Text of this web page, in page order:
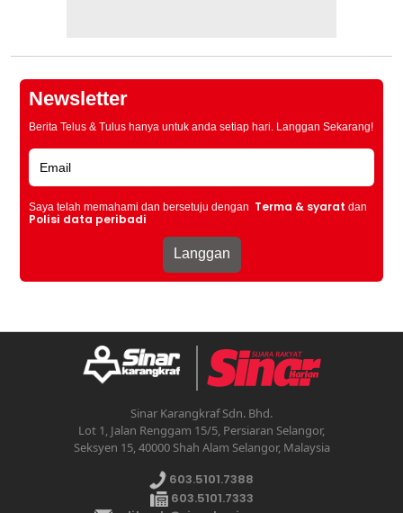
Newsletter
Berita Telus & Tulus hanya untuk anda setiap hari. Langgan Sekarang!
Saya telah memahami dan bersetuju dengan Terma & syarat dan
Polisi data peribadi
Sinar Karangkraf Sdn. Bhd.
Lot 1, Jalan Renggam 15/5, Persiaran Selangor,
Seksyen 15, 40000 Shah Alam Selangor, Malaysia
603.5101.7388
603.5101.7333